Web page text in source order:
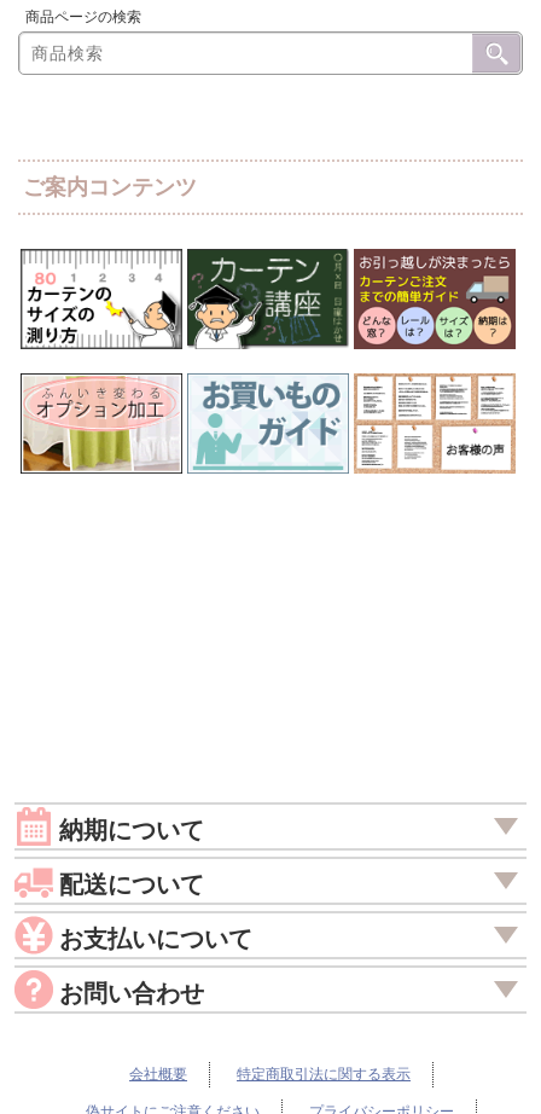
商品ページの検索
ご案内コンテンツ
納期について
配送について
お支払いについて
お問い合わせ
会社概要 特定商取引法に関する表示